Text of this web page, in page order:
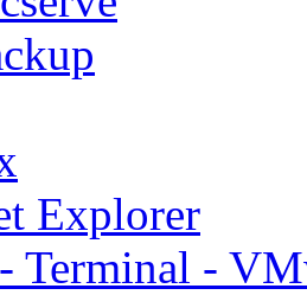
Explorer
Terminal -